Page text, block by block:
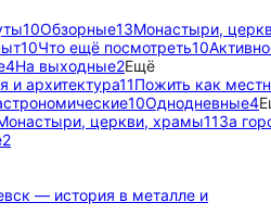
10Обзорные13Монастыри,
10Что ещё посмотреть10
4На выходные2Ещё
и архитектура11Пожить как
10Однодневные4
церкви, храмы11За
2